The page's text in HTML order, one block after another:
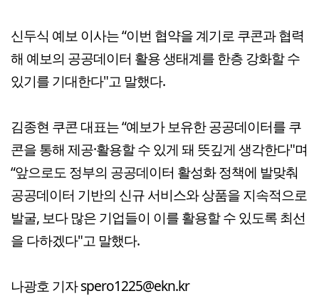
신두식 예보 이사는 “이번 협약을 계기로 쿠콘과 협력
해 예보의 공공데이터 활용 생태계를 한층 강화할 수
있기를 기대한다"고 말했다.
김종현 쿠콘 대표는 “예보가 보유한 공공데이터를 쿠
콘을 통해 제공·활용할 수 있게 돼 뜻깊게 생각한다"며
“앞으로도 정부의 공공데이터 활성화 정책에 발맞춰
공공데이터 기반의 신규 서비스와 상품을 지속적으로
발굴, 보다 많은 기업들이 이를 활용할 수 있도록 최선
을 다하겠다"고 말했다.
나광호 기자 spero1225@ekn.kr